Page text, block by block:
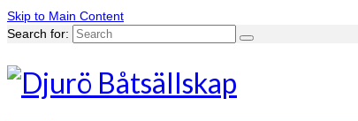
Skip to Main Content
Search for: